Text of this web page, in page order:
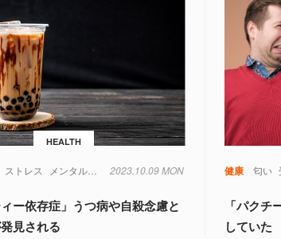
HEALTH
ストレス メンタルヘルス 中国 生活 食品
2023.10.09 MON
ィー依存症」うつ病や自殺念慮と
見される
健康 匂い
「パク
していた